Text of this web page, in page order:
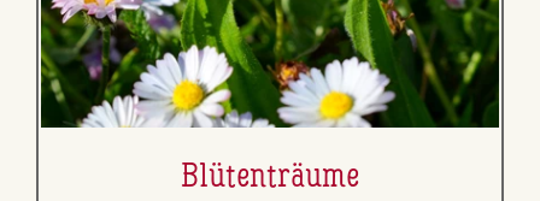
Blü­ten­träu­me